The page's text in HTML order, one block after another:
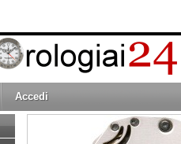
Accedi